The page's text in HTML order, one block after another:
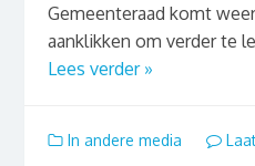
Gemeenteraad komt
aanklikken om verder te
Lees verder »
In andere media